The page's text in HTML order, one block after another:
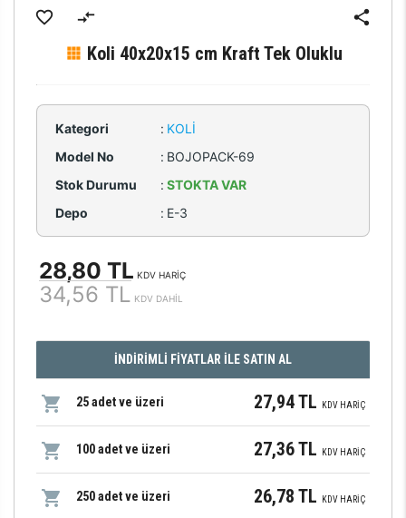
Koli 40x20x15 cm Kraft Tek Oluklu
Kategori : KOLI
Model No
: BOJOPACK-69
Stok Durumu
: STOKTA VAR
Depo
: E-3
28,80 TL KDV HARİÇ
34,56 TL KDV DAHİL
İNDİRİMLİ FİYATLAR İLE SATIN AL
25 adet ve üzeri 27,94 TL KDV HARİÇ
100 adet ve üzeri 27,36 TL KDV HARİÇ
250 adet ve üzeri 26,78 TL KDV HARİÇ